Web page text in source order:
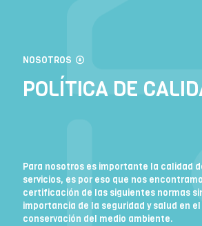
NOSOTROS
POLÍTICA DE
Para nosotros es importante la calidad
servicios, es por eso que nos
certificación de las siguientes normas
importancia de la seguridad y salud en
conservación del medio ambiente.